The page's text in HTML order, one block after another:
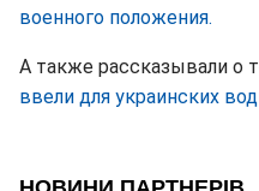
военного положения.
А также рассказывали о
ввели для украинских